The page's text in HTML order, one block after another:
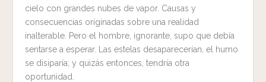
cielo con grandes nubes de vapor. Causas y
consecuencias originadas sobre una realidad
inalterable. Pero el hombre, ignorante, supo que debía
sentarse a esperar. Las estelas desaparecerían, el humo
se disiparía; y quizás entonces, tendría otra
oportunidad.